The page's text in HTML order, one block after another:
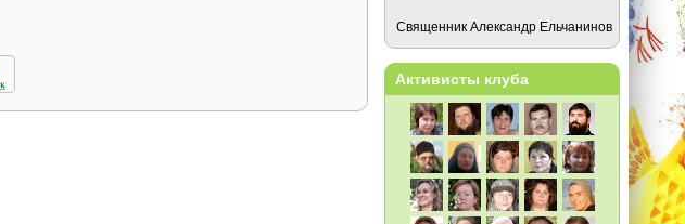
Священник Александр Ельчанинов
Активисты клуба